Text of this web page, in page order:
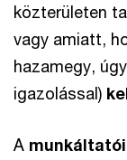
közterületen
vagy amiatt,
hazamegy,
igazolással)
A